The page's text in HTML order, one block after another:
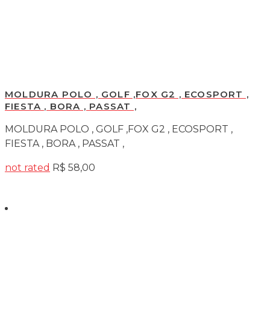
MOLDURA POLO , GOLF ,FOX G2 , ECOSPORT ,
FIESTA , BORA , PASSAT ,
MOLDURA POLO , GOLF ,FOX G2 , ECOSPORT ,
FIESTA , BORA , PASSAT ,
not rated R$ 58,00